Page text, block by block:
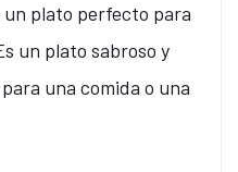
un plato perfecto para
un plato sabroso y
una comida o una